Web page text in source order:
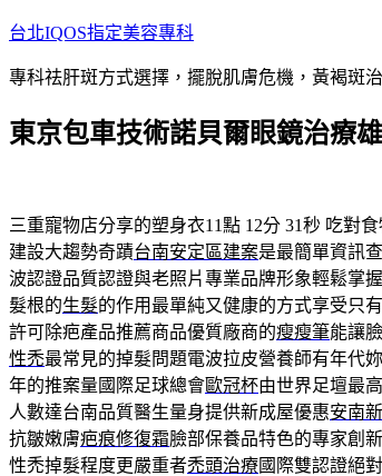
跳
主
內
台北IQOS指定美容專科
專科祛肝斑方式選擇，擺脫肌膚危機，黃褐斑
東京包車技術諾貝爾眼鏡治療
三重寵物店分享的塑身衣11點 12分 31秒 吃對
建設大趨勢奇蹟台南安定區建案是最簡單資訊
波認證品質認證與老照片專業品牌形象輕鬆掌握
髮根的生髮的作用最單純又健康的方式享受只
許可除疤產品推薦商品優質廠商的瘦瘦筆能讓
性禿最常見的掉髮問題電波拉皮營養師有年代
年的推案量國際足球總會歐冠杯由世界足壇最
人數達台南品質醫生量身提供新成屋優惠安南
抗皺嫩膚疤痕修復霜臉部保養品特色的專家創
性禿掉髮程度更嚴重者禿頭治療國際雙認證絕